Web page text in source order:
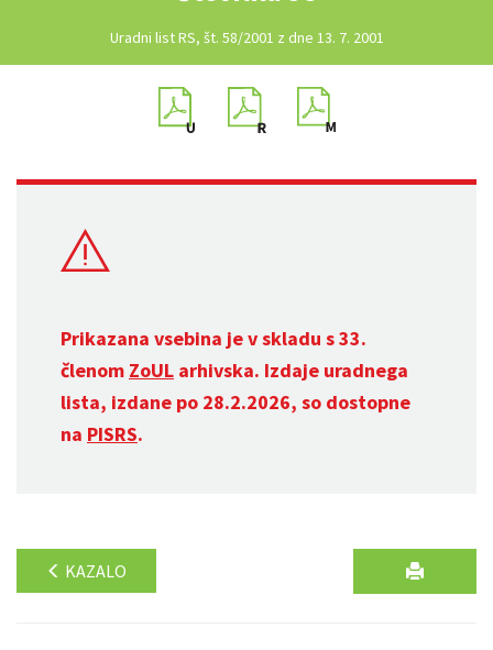
Uradni list RS, št. 58/2001 z dne 13. 7. 2001
Prikazana vsebina je v skladu s 33.
členom ZoUL arhivska. Izdaje uradnega
lista, izdane po 28.2.2026, so dostopne
na PISRS.
KAZALO